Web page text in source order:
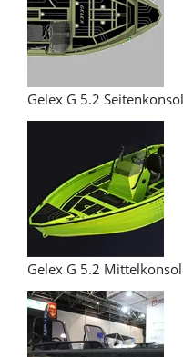
Gelex G 5.2
Gelex G 5.2